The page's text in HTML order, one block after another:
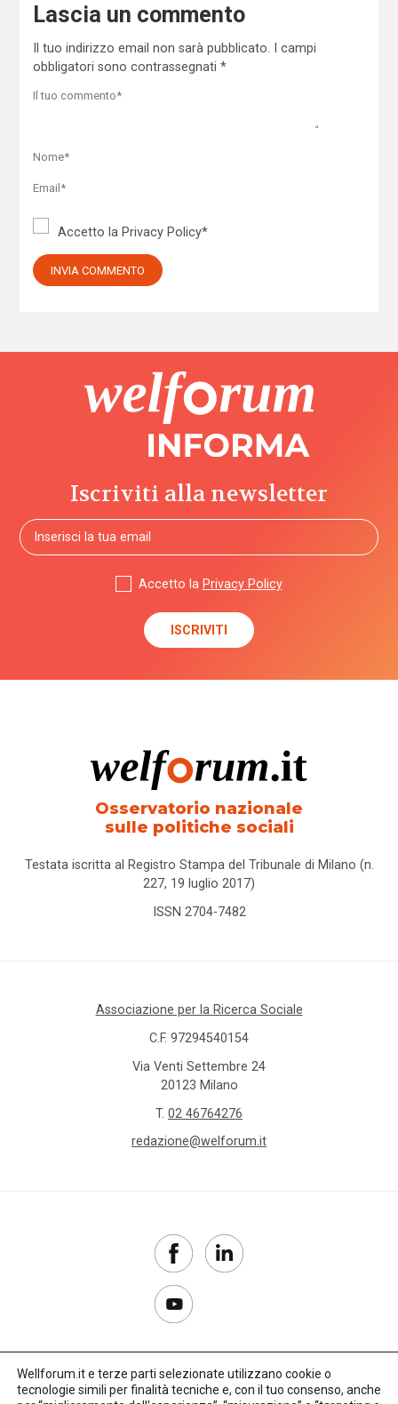
Lascia un commento
Il tuo indirizzo email non sarà pubblicato.
I campi
obbligatori sono contrassegnati *
Accetto la Privacy Policy*
Iscriviti alla newsletter
Accetto la Privacy Policy
Osservatorio nazionale
sulle politiche sociali
Testata iscritta al Registro Stampa del Tribunale di Milano (n.
227, 19 luglio 2017)
ISSN 2704-7482
Associazione per la Ricerca Sociale
C.F. 97294540154
Via Venti Settembre 24
20123 Milano
T. 02 46764276
redazione@welforum.it
Wellforum.it e terze parti selezionate utilizzano cookie o
tecnologie simili per finalità tecniche e, con il tuo consenso, anche